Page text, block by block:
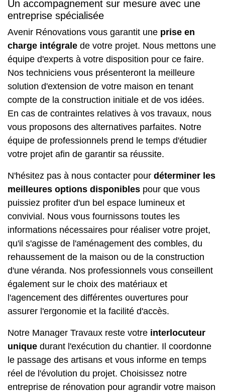
Un accompagnement sur mesure avec une
entreprise spécialisée
Avenir Rénovations vous garantit une prise en
charge intégrale de votre projet. Nous mettons une
équipe d'experts à votre disposition pour ce faire.
Nos techniciens vous présenteront la meilleure
solution d'extension de votre maison en tenant
compte de la construction initiale et de vos idées.
En cas de contraintes relatives à vos travaux, nous
vous proposons des alternatives parfaites. Notre
équipe de professionnels prend le temps d'étudier
votre projet afin de garantir sa réussite.
N'hésitez pas à nous contacter pour déterminer les
meilleures options disponibles pour que vous
puissiez profiter d'un bel espace lumineux et
convivial. Nous vous fournissons toutes les
informations nécessaires pour réaliser votre projet,
qu'il s'agisse de l'aménagement des combles, du
rehaussement de la maison ou de la construction
d'une véranda. Nos professionnels vous conseillent
également sur le choix des matériaux et
l'agencement des différentes ouvertures pour
assurer l'ergonomie et la facilité d'accès.
Notre Manager Travaux reste votre interlocuteur
unique durant l'exécution du chantier. Il coordonne
le passage des artisans et vous informe en temps
réel de l'évolution du projet. Choisissez notre
entreprise de rénovation pour agrandir votre maison